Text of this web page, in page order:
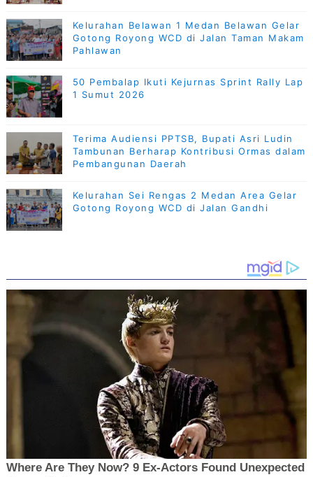
Kelurahan Belawan 1 Medan Belawan Gelar
Gotong Royong WCD di Jalan Taman Makam
Pahlawan
50 Pembalap Ikuti Kejurnas Sprint Rally Lap
1 Sumut 2026
Terima Audiensi PPTSB, Bupati Asri Ludin
Tambunan Berharap Kontribusi Ormas dalam
Pembangunan Daerah
Kelurahan Sei Rengas 2 Medan Area Gelar
Gotong Royong WCD di Jalan Gandhi